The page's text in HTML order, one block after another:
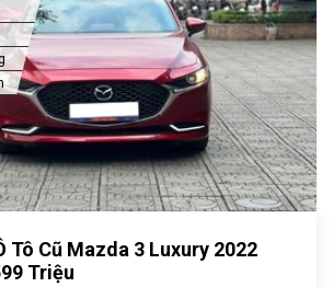
Tô Cũ Mazda 3 Luxury 2022
Triệu